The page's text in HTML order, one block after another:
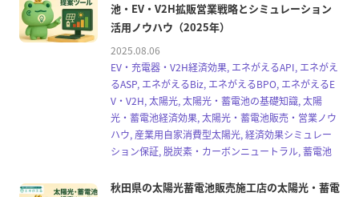
池・EV・V2H拡販営業戦略とシミュレーション
活用ノウハウ（2025年）
2025.08.06
EV・充電器・V2H経済効果, エネがえるAPI, エネがえ
るASP, エネがえるBiz, エネがえるBPO, エネがえるE
V・V2H, 太陽光, 太陽光・蓄電池の基礎知識, 太陽
光・蓄電池経済効果, 太陽光・蓄電池販売・営業ノウ
ハウ, 産業用自家消費型太陽光, 経済効果シミュレー
ション保証, 脱炭素・カーボンニュートラル, 蓄電池
秋田県の太陽光蓄電池販売施工店の太陽光・蓄電